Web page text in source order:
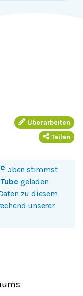
Überarbeiten
Teilen
oben stimmst
geladen
zu diesem
unserer